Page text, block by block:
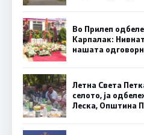
Во Прилеп
Карпалак:
нашата
Летна Света
селото, ја
Леска, Општина